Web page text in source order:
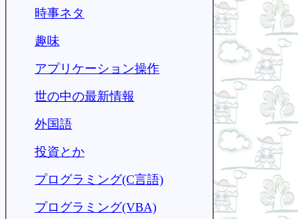
時事ネタ
趣味
アプリケーション操作
世の中の最新情報
外国語
投資とか
プログラミング(C言語)
プログラミング(VBA)